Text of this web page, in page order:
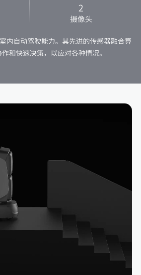
2
摄像头
内自动驾驶能力。其先进的传感器融合算
和快速决策，以应对各种情况。